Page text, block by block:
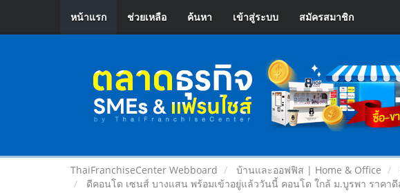
หน้าแรก ช่วยเหลือ ค้นหา เข้าสู่ระบบ สมัครสมาชิก
ThaiFranchiseCenter Webboard บ้านและออฟฟิส | Home & Office
ดีคอนโด เซนส์ บางแสน พร้อมเข้าอยู่แล้ววันนี้ คอนโด ใกล้ ม.บูรพา ราคา